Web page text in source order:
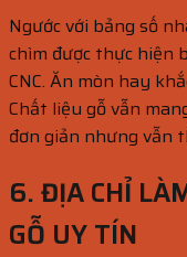
Ngước với bảng số
chìm được thực hiện
CNC. Ăn mòn hay
Chất liệu gỗ vẫn
đơn giản nhưng vẫn
6. ĐỊA CHỈ
GỖ UY TÍN